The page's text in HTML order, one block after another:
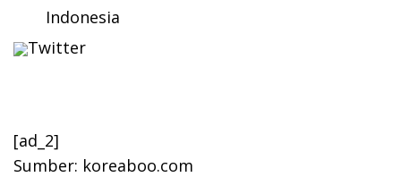
Indonesia
Twitter
[ad_2]
Sumber: koreaboo.com